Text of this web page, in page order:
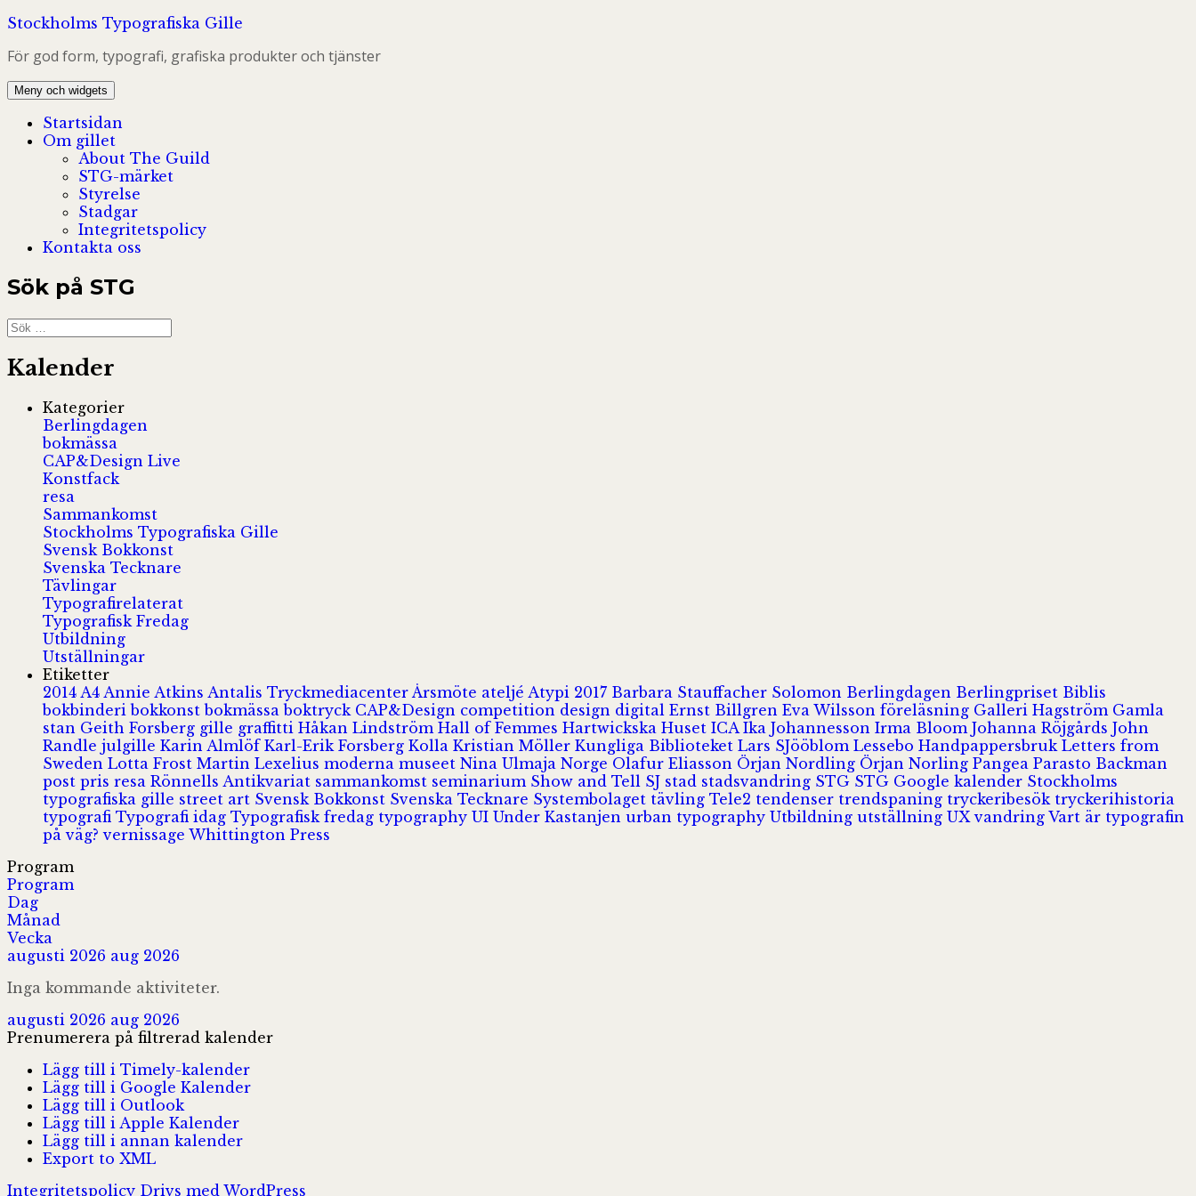
Hoppa
innehåll
Stockholms Typografiska Gille
För god form, typografi, grafiska produkter och tjänster
Meny och widgets
Startsidan
Om gillet
About The Guild
STG-märket
Styrelse
Stadgar
Integritetspolicy
Kontakta oss
Sök på STG
Sök
efter:
Kalender
Kategorier
Berlingdagen
bokmässa
CAP&Design Live
Konstfack
resa
Sammankomst
Stockholms Typografiska Gille
Svensk Bokkonst
Svenska Tecknare
Tävlingar
Typografirelaterat
Typografisk Fredag
Utbildning
Utställningar
Etiketter
2014 A4 Annie Atkins Antalis Tryckmediacenter Årsmöte ateljé Atypi 2017 Barbara Stauffacher Solomon Berlingdagen Berlingpriset Biblis
bokbinderibokkonstbokmässaboktryck CAP&Design competition design digital Ernst Billgren Eva Wilsson föreläsning Galleri Hagström Gamla
stan Geith Forsberg gille graffitti Håkan Lindström Hall of Femmes Hartwickska Huset ICA Ika Johannesson Irma Bloom Johanna Röjgårds John
Randle julgille Karin Almlöf Karl-Erik Forsberg Kolla Kristian Möller Kungliga Biblioteket Lars SJööblom Lessebo Handpappersbruk Letters from
Sweden Lotta Frost Martin Lexelius moderna museet Nina Ulmaja Norge Olafur Eliasson Örjan Nordling Örjan Norling Pangea Parasto Backman
post pris resa Rönnells Antikvariat sammankomst seminarium Show and Tell SJ stad stadsvandring STG STG Google kalender Stockholms
typografiska gille street art Svensk Bokkonst Svenska Tecknare Systembolaget tävling Tele2 tendenser trendspaning tryckeribesök tryckerihistoria
typografi Typografi idag Typografisk fredag typography UI Under Kastanjen urban typography Utbildning utställning UXvandring Vart är typografin
på väg?vernissage Whittington Press
Program
Program
Dag
Månad
Vecka
augusti 2026 aug 2026
Inga kommande aktiviteter.
augusti 2026 aug 2026
Prenumerera på filtrerad kalender
Lägg till i Timely-kalender
Lägg till i Google Kalender
Lägg till i Outlook
Lägg till i Apple Kalender
Lägg till i annan kalender
Export to XML
Integritetspolicy Drivs med WordPress